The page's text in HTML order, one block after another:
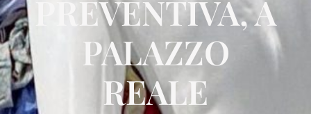
PREVENTIVA, A
PALAZZO
REALE